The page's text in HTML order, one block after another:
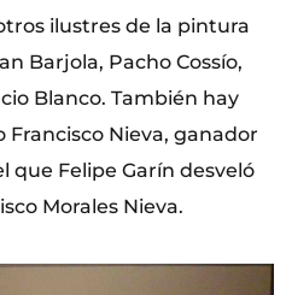
ilustres de la pintura
Barjola, Pacho Cossío,
Blanco. También hay
Nieva, ganador
que Felipe Garín desveló
Morales Nieva.